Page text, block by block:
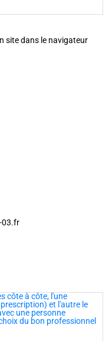
site dans le navigateur
03.fr